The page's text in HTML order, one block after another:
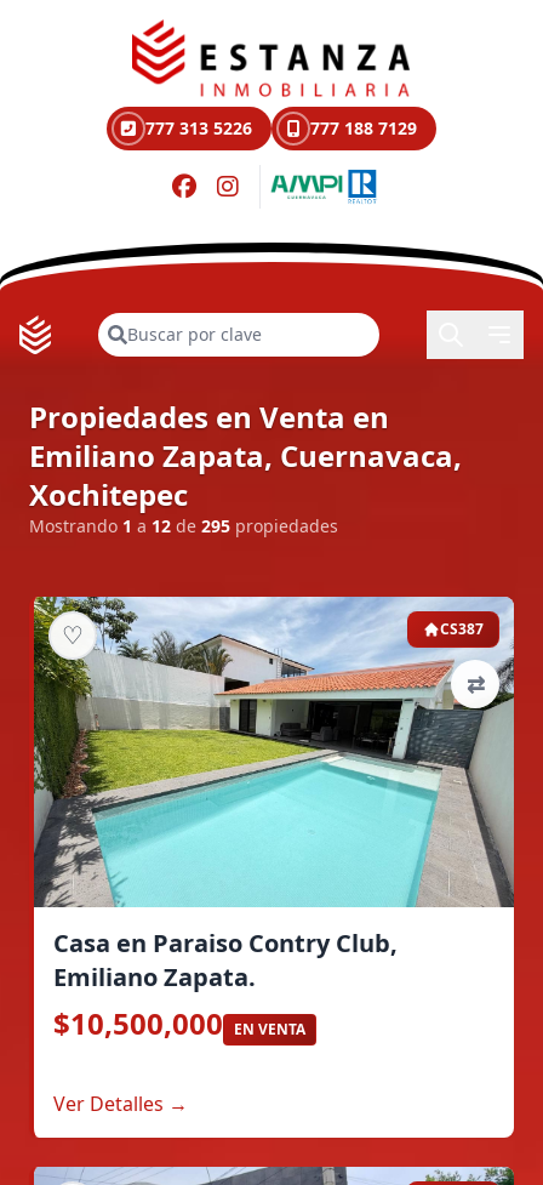
777 313 5226 777 188 7129
Buscar
Propiedades en Venta en
Emiliano Zapata, Cuernavaca,
Xochitepec
Mostrando 1 a 12 de 295 propiedades
♡
⇄
CS387
Casa en Paraiso Contry Club,
Emiliano Zapata.
$10,500,000 EN VENTA
Ver Detalles →